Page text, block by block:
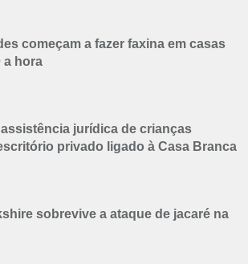
começam a fazer faxina em casas
a hora
jurídica de crianças
privado ligado à Casa Branca
sobrevive a ataque de jacaré na